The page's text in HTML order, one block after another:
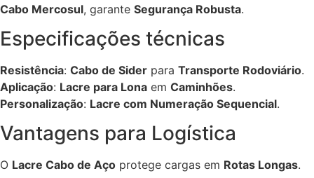
Cabo Mercosul, garante Segurança Robusta.
Especificações técnicas
Resistência: Cabo de Sider para Transporte Rodoviário.
Aplicação: Lacre para Lona em Caminhões.
Personalização: Lacre com Numeração Sequencial.
Vantagens para Logística
O Lacre Cabo de Aço protege cargas em Rotas Longas.